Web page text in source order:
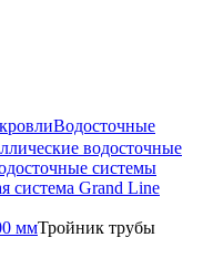
Водосточные
водосточные
системы
система Grand Line
ммТройник трубы